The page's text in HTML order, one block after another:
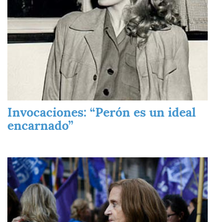
Invocaciones: “Perón es un ideal
encarnado”
Imagen